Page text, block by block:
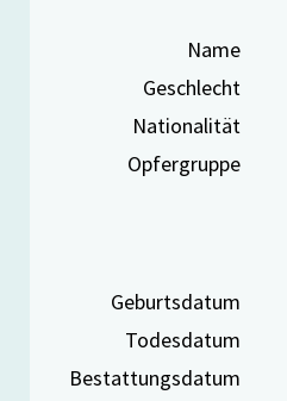
Name
Geschlecht
Nationalität
Opfergruppe
Geburtsdatum
Todesdatum
Bestattungsdatum